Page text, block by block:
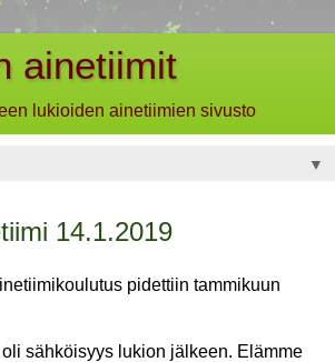
ainetiimit
lukioiden ainetiimien sivusto
▼
14.1.2019
pidettiin tammikuun
oli sähköisyys lukion jälkeen. Elämme